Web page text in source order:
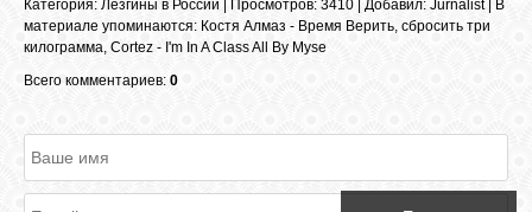
ВИДЕО
Категория: Лезгины в России Просмотров: 3410 | Добавил: Jurnalist|
В
материале упоминаются: Костя Алмаз - Время Верить, сбросить три
килограмма, Cortez - I'm In A Class All By Myse
Всего комментариев: 0